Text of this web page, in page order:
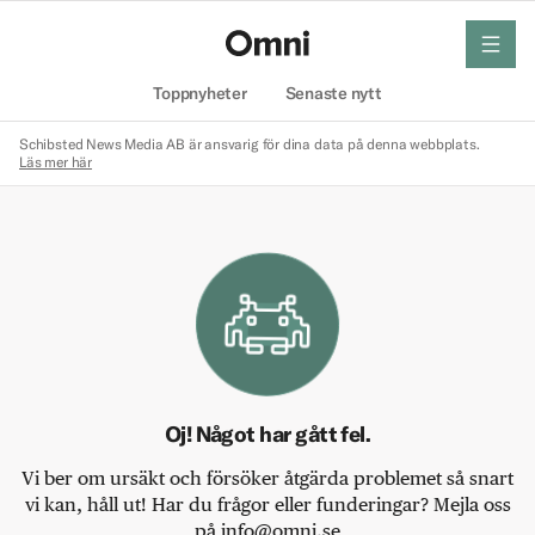
Toppnyheter Senaste nytt
meny
Schibsted News Media AB är ansvarig för dina data på denna webbplats.
Läs mer här
Oj! Något har gått fel.
Vi ber om ursäkt och försöker åtgärda problemet så snart
vi kan, håll ut! Har du frågor eller funderingar? Mejla oss